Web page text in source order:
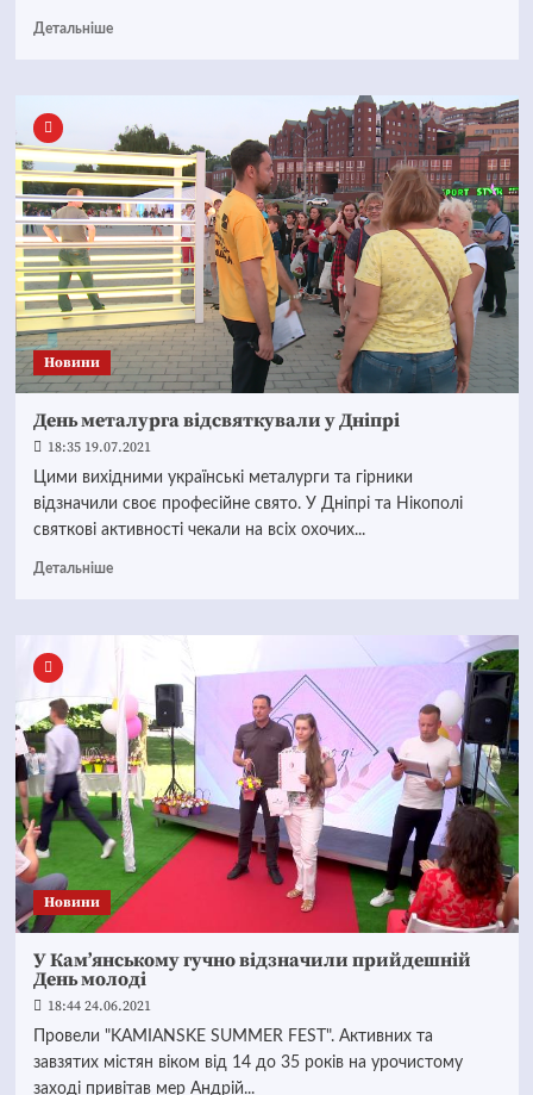
Детальніше
Новини
День металурга відсвяткували у Дніпрі
18:35 19.07.2021
Цими вихідними українські металурги та гірники
відзначили своє професійне свято. У Дніпрі та Нікополі
святкові активності чекали на всіх охочих...
Детальніше
Новини
У Кам’янському гучно відзначили прийдешній
День молоді
18:44 24.06.2021
Провели "KAMIANSKE SUMMER FEST". Активних та
завзятих містян віком від 14 до 35 років на урочистому
заході привітав мер Андрій...